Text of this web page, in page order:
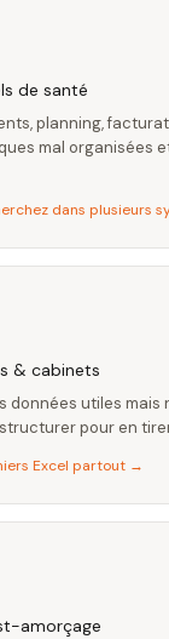
de santé
planning,
mal organisées
dans plusieurs
& cabinets
données utiles mais
pour en
Excel partout →
amorçage